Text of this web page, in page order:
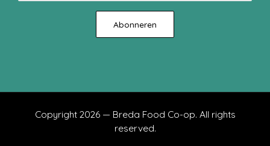
Copyright 2026 — Breda Food Co-op. All rights
reserved.